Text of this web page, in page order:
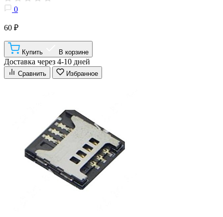
0
60 ₽
Купить В корзине
Доставка через 4-10 дней
Сравнить Избранное